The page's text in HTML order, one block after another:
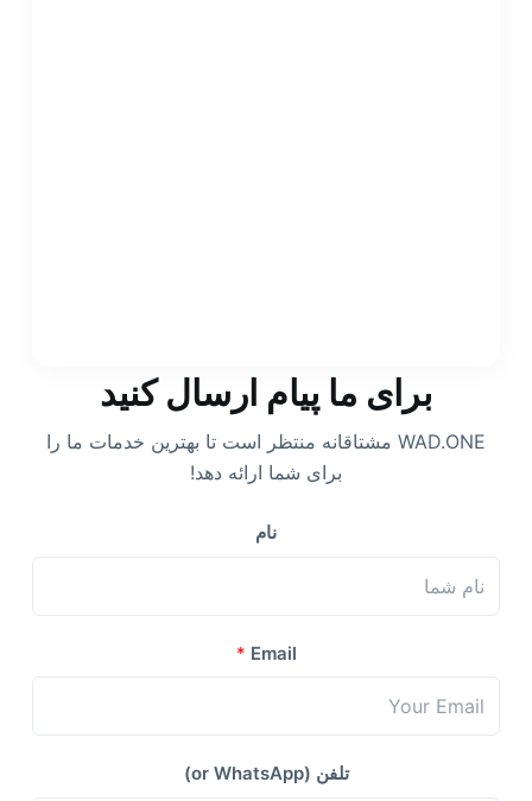
برای ما پیام ارسال کنید
WAD.ONE مشتاقانه منتظر است تا بهترین خدمات ما را
برای شما ارائه دهد!
نام
Email
*
تلفن (or WhatsApp)